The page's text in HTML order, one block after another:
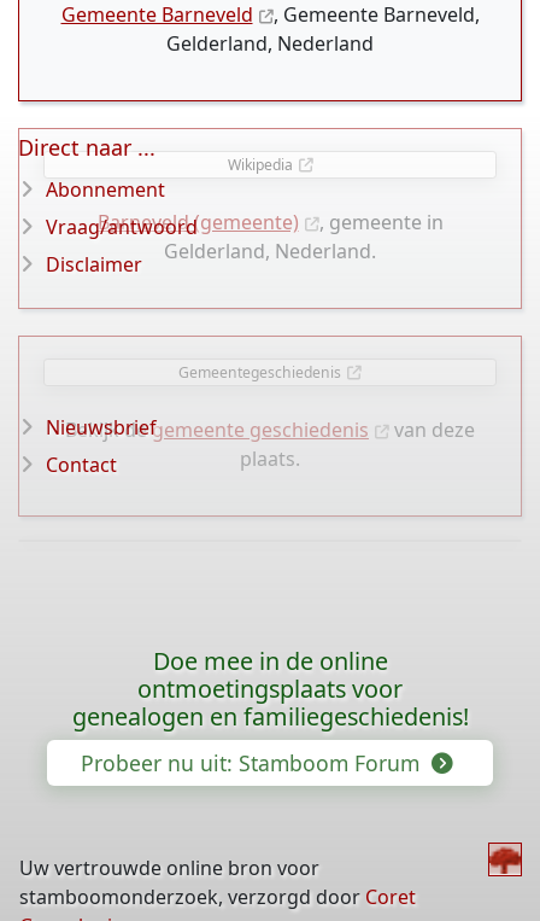
Gemeente Barneveld
, Gemeente Barneveld,
Gelderland, Nederland
Wikipedia
Barneveld (gemeente)
, gemeente in
Gelderland, Nederland.
Gemeentegeschiedenis
Bekijk degemeente geschiedenis
van deze
plaats.
Direct naar ...
Abonnement
Vraag/antwoord
Disclaimer
Nieuwsbrief
Contact
Doe mee in de online
ontmoetingsplaats voor
genealogen en familiegeschiedenis!
Probeer nu uit: Stamboom Forum
Uw vertrouwde online bron voor
stamboomonderzoek, verzorgd door Coret